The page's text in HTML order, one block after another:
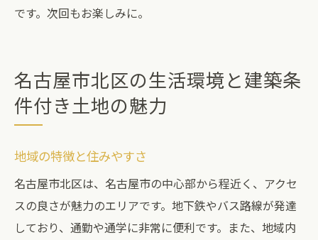
です。次回もお楽しみに。
名古屋市北区の生活環境と建築条
件付き土地の魅力
地域の特徴と住みやすさ
名古屋市北区は、名古屋市の中心部から程近く、アクセ
スの良さが魅力のエリアです。地下鉄やバス路線が発達
しており、通勤や通学に非常に便利です。また、地域内